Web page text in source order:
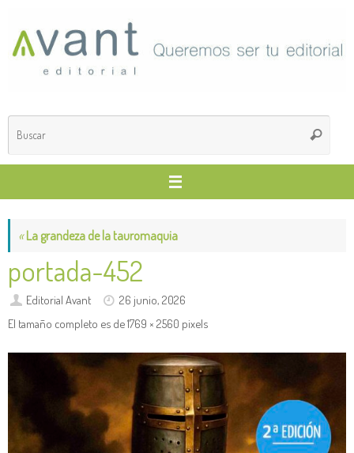
contenido
Buscar
«La grandeza de la tauromaquia
portada-452
Editorial Avant
26 junio, 2026
El tamaño completo es de1769 × 2560 pixels